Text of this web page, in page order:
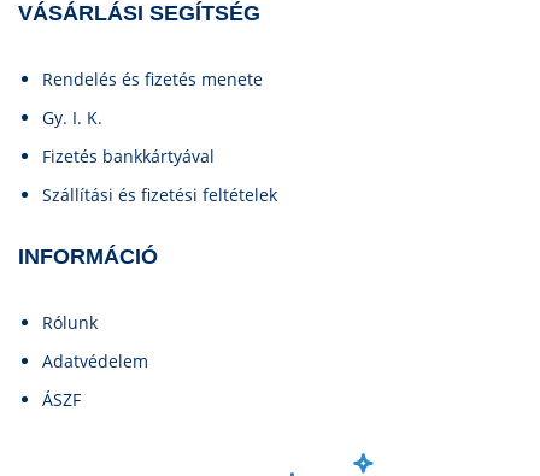
VÁSÁRLÁSI SEGÍTSÉG
Rendelés és fizetés menete
Gy. I. K.
Fizetés bankkártyával
Szállítási és fizetési feltételek
INFORMÁCIÓ
Rólunk
Adatvédelem
ÁSZF